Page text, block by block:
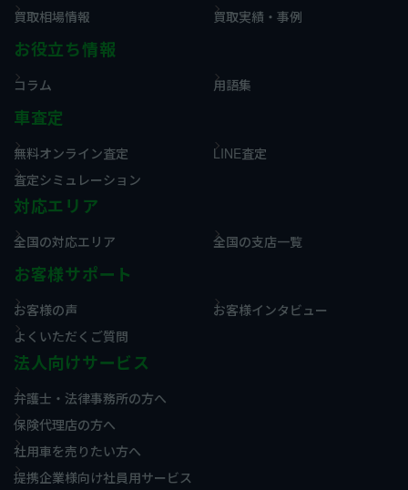
買取相場情報
買取実績・事例
お役立ち情報
コラム 用語集
車査定
無料オンライン査定
LINE査定
査定シミュレーション
対応エリア
全国の対応エリア 全国の支店一覧
お客様サポート
お客様の声
お客様インタビュー
よくいただくご質問
法人向けサービス
弁護士・法律事務所の方へ
保険代理店の方へ
社用車を売りたい方へ
提携企業様向け社員用サービス